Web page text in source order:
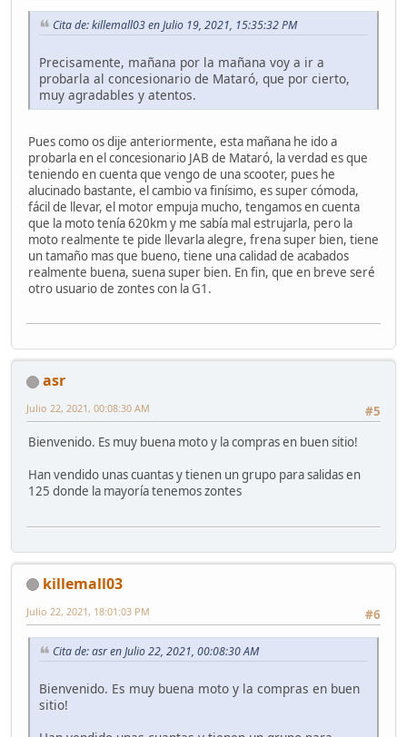
Cita de: killemall03 en Julio 19, 2021, 15:35:32 PM
Precisamente, mañana por la mañana voy a ir a
probarla al concesionario de Mataró, que por cierto,
muy agradables y atentos.
Pues como os dije anteriormente, esta mañana he ido a
probarla en el concesionario JAB de Mataró, la verdad es que
teniendo en cuenta que vengo de una scooter, pues he
alucinado bastante, el cambio va finísimo, es super cómoda,
fácil de llevar, el motor empuja mucho, tengamos en cuenta
que la moto tenía 620km y me sabía mal estrujarla, pero la
moto realmente te pide llevarla alegre, frena super bien, tiene
un tamaño mas que bueno, tiene una calidad de acabados
realmente buena, suena super bien. En fin, que en breve seré
otro usuario de zontes con la G1.
asr
#5
Julio 22, 2021, 00:08:30 AM
Bienvenido. Es muy buena moto y la compras en buen sitio!
Han vendido unas cuantas y tienen un grupo para salidas en
125 donde la mayoría tenemos zontes
killemall03
#6
Julio 22, 2021, 18:01:03 PM
Cita de: asr en Julio 22, 2021, 00:08:30 AM
Bienvenido. Es muy buena moto y la compras en buen
sitio!